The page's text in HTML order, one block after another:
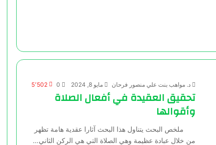
د. مواهب بنت علي منصور فرحان مايو 8, 2024 0 5٬502
تحقيق العقيدة في أفعال الصلاة
وأقوالها
ملخص البحث يتناول هذا البحث آثارا عقدية هامة تظهر
من خلال عبادة عظيمة وهي الصلاة التي هي الركن الثاني…